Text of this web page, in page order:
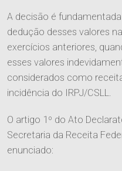
O
A decisão é
dedução desses valores
exercícios anteriores,
esses valores
considerados como
incidência do IRPJ/CSLL.
O artigo 1º do Ato
Secretaria da Receita
enunciado: